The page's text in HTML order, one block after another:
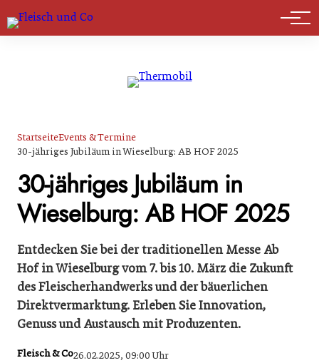
Marktführer
StartseiteEvents & Termine
30-jähriges Jubiläum in Wieselburg: AB HOF 2025
30-jähriges Jubiläum in
Wieselburg: AB HOF 2025
Entdecken Sie bei der traditionellen Messe Ab
Hof in Wieselburg vom 7. bis 10. März die Zukunft
des Fleischerhandwerks und der bäuerlichen
Direktvermarktung. Erleben Sie Innovation,
Genuss und Austausch mit Produzenten.
Fleisch & Co26.02.2025, 09:00 Uhr